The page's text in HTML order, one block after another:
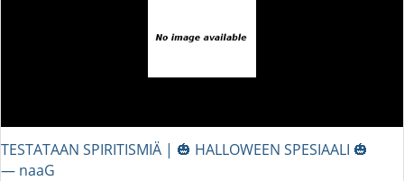
TESTATAAN SPIRITISMIÄ | 🎃 HALLOWEEN SPESIAALI 🎃
― naaG